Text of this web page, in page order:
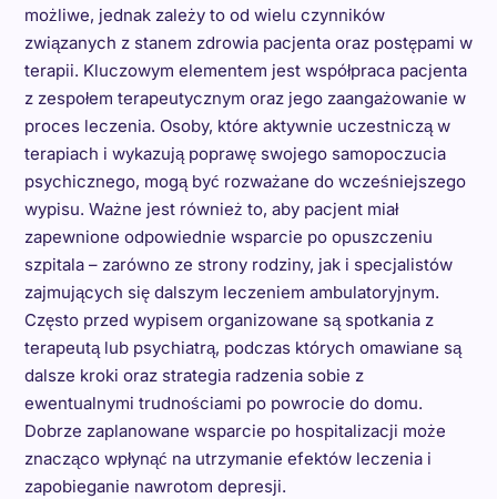
możliwe, jednak zależy to od wielu czynników
związanych z stanem zdrowia pacjenta oraz postępami w
terapii. Kluczowym elementem jest współpraca pacjenta
z zespołem terapeutycznym oraz jego zaangażowanie w
proces leczenia. Osoby, które aktywnie uczestniczą w
terapiach i wykazują poprawę swojego samopoczucia
psychicznego, mogą być rozważane do wcześniejszego
wypisu. Ważne jest również to, aby pacjent miał
zapewnione odpowiednie wsparcie po opuszczeniu
szpitala – zarówno ze strony rodziny, jak i specjalistów
zajmujących się dalszym leczeniem ambulatoryjnym.
Często przed wypisem organizowane są spotkania z
terapeutą lub psychiatrą, podczas których omawiane są
dalsze kroki oraz strategia radzenia sobie z
ewentualnymi trudnościami po powrocie do domu.
Dobrze zaplanowane wsparcie po hospitalizacji może
znacząco wpłynąć na utrzymanie efektów leczenia i
zapobieganie nawrotom depresji.